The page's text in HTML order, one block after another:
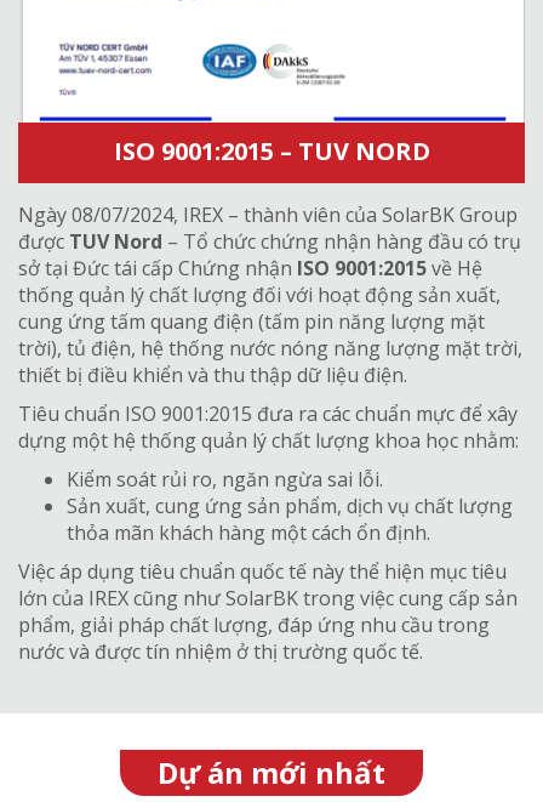
ISO 9001:2015 – TUV NORD
Ngày 08/07/2024, IREX – thành viên của SolarBK Group
được TUV Nord – Tổ chức chứng nhận hàng đầu có trụ
sở tại Đức tái cấp Chứng nhận ISO 9001:2015về Hệ
thống quản lý chất lượng đối với hoạt động sản xuất,
cung ứng tấm quang điện (tấm pin năng lượng mặt
trời), tủ điện, hệ thống nước nóng năng lượng mặt trời,
thiết bị điều khiển và thu thập dữ liệu điện.
Tiêu chuẩn ISO 9001:2015 đưa ra các chuẩn mực để xây
dựng một hệ thống quản lý chất lượng khoa học nhằm:
Kiểm soát rủi ro, ngăn ngừa sai lỗi.
Sản xuất, cung ứng sản phẩm, dịch vụ chất lượng
thỏa mãn khách hàng một cách ổn định.
Việc áp dụng tiêu chuẩn quốc tế này thể hiện mục tiêu
lớn của IREX cũng như SolarBK trong việc cung cấp sản
phẩm, giải pháp chất lượng, đáp ứng nhu cầu trong
nước và được tín nhiệm ở thị trường quốc tế.
Dự án mới nhất